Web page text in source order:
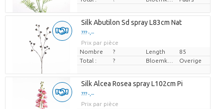
Silk Abutilon Sd spray L83cm Nat
??? -,--
Prix par pièce
Nombre
? Length
85
Total :
? Overige
Silk Alcea Rosea spray L102cm Pi
??? -,--
Prix par pièce